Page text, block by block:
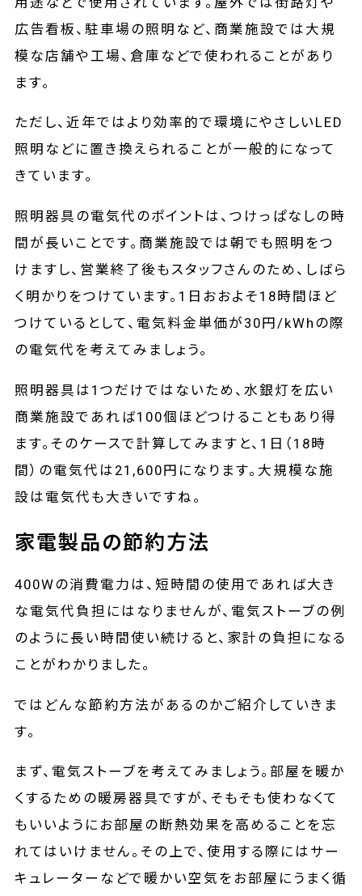
広告看板、駐車場の照明など、商業施設では大規
模な店舗や工場、倉庫などで使われることがあり
ます。
ただし、近年ではより効率的で環境にやさしいLED
照明などに置き換えられることが一般的になって
きています。
照明器具の電気代のポイントは、つけっぱなしの時
間が長いことです。商業施設では朝でも照明をつ
けますし、営業終了後もスタッフさんのため、しばら
く明かりをつけています。1日おおよそ18時間ほど
つけているとして、電気料金単価が30円/kWhの際
の電気代を考えてみましょう。
照明器具は1つだけではないため、水銀灯を広い
商業施設であれば100個ほどつけることもあり得
ます。そのケースで計算してみますと、1日（18時
間）の電気代は21,600円になります。大規模な施
設は電気代も大きいですね。
家電製品の節約方法
400Wの消費電力は、短時間の使用であれば大き
な電気代負担にはなりませんが、電気ストーブの例
のように長い時間使い続けると、家計の負担になる
ことがわかりました。
ではどんな節約方法があるのかご紹介していきま
す。
まず、電気ストーブを考えてみましょう。部屋を暖か
くするための暖房器具ですが、そもそも使わなくて
もいいようにお部屋の断熱効果を高めることを忘
れてはいけません。その上で、使用する際にはサー
キュレーターなどで暖かい空気をお部屋にうまく循